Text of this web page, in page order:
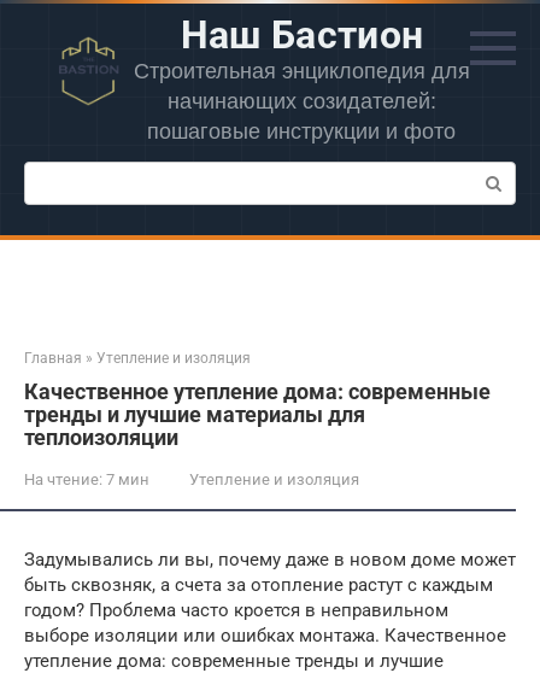
Перейти
контенту
Наш Бастион
Строительная энциклопедия для
начинающих созидателей:
пошаговые инструкции и фото
Поиск:
Главная » Утепление и изоляция
Качественное утепление дома: современные
тренды и лучшие материалы для
теплоизоляции
На чтение: 7 мин Утепление и изоляция
Задумывались ли вы, почему даже в новом доме может
быть сквозняк, а счета за отопление растут с каждым
годом? Проблема часто кроется в неправильном
выборе изоляции или ошибках монтажа. Качественное
утепление дома: современные тренды и лучшие